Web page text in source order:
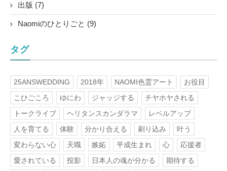
出版 (7)
Naomiのひとりごと (9)
タグ
25ANSWEDDING 2018年 NAOMI色霊アート
お役目
こひごころ
ゆにわ ジャッジする
チヤホヤされる
トークライブ
ヘリタンスカンダラマ
レベルアップ
人を育てる
体験 分かり合える 刷り込み
叶う
変わらない心
天職 嫉妬 平成生まれ 心
応援者
愛されている
投影 日本人の魂が分かる
期待する